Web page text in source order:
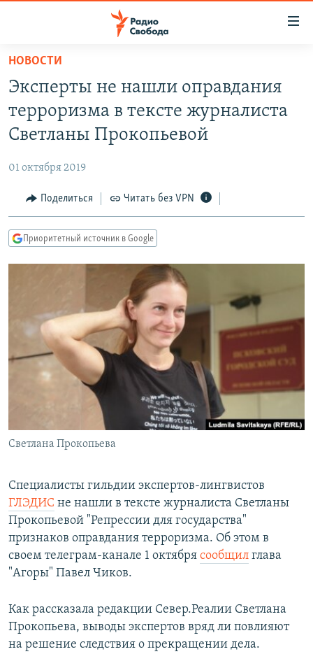
упрощенного
доступа
основному
Вернутся
Вернутся
ПОДКАСТЫ
АВТОРСКИЕ ПРОЕКТЫ
МНЕНИЯ
КУЛЬТУРА
КАВКАЗ.РЕАЛИИ
РАСПИСАНИЕ ВЕЩАНИЯ
ПОДПИШИТЕСЬ НА РАССЫЛКУ
СОЦИАЛЬНЫЕ СЕТИ
Все сайты РСЕ/РС
НОВОСТИ
Эксперты не нашли оправдания
терроризма в тексте журналиста
Светланы Прокопьевой
01 октября 2019
Поделиться Читать без VPN
Приоритетный источник в Google
Светлана Прокопьева
Специалисты гильдии экспертов-лингвистов
ГЛЭДИС не нашли в тексте журналиста Светланы
Прокопьевой "Репрессии для государства"
признаков оправдания терроризма. Об этом в
своем телеграм-канале 1 октября сообщил глава
"Агоры" Павел Чиков.
Как рассказала редакции Север.Реалии Светлана
Прокопьева, выводы экспертов вряд ли повлияют
на решение следствия о прекращении дела.